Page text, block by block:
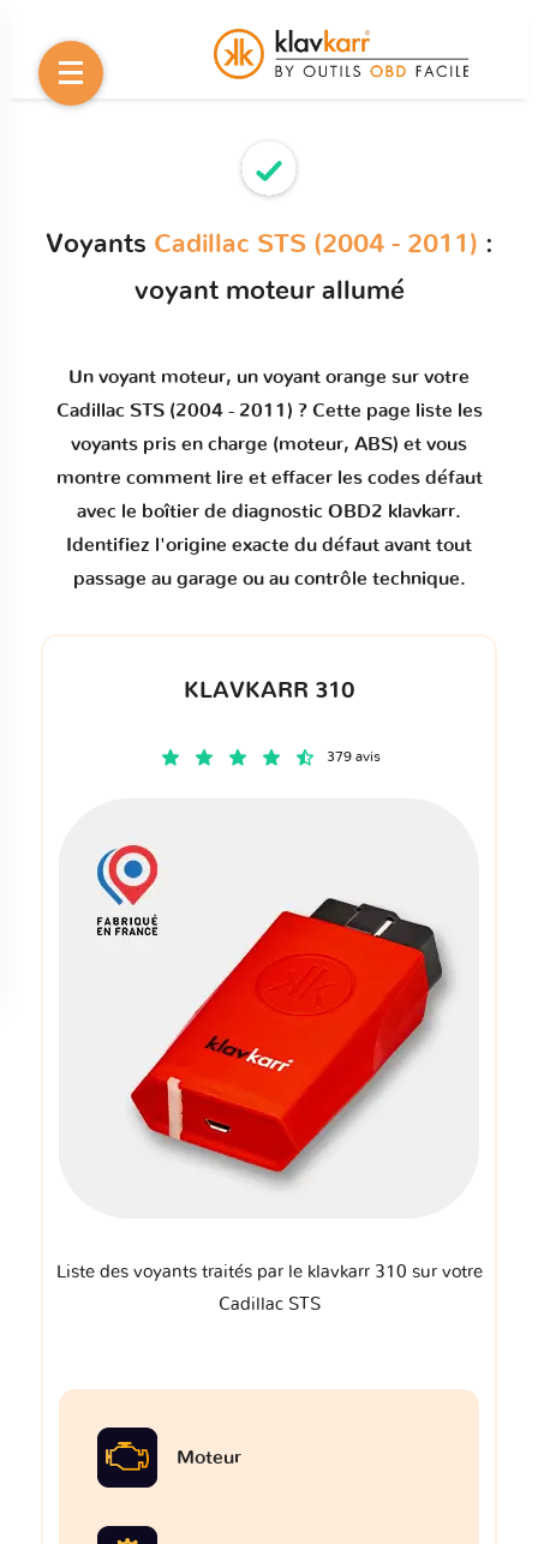
Voyants Cadillac STS (2004 - 2011) :
voyant moteur allumé
Un voyant moteur, un voyant orange sur votre
Cadillac STS (2004 - 2011) ? Cette page liste les
voyants pris en charge (moteur, ABS) et vous
montre comment lire et effacer les codes défaut
avec le boîtier de diagnostic OBD2 klavkarr.
Identifiez l'origine exacte du défaut avant tout
passage au garage ou au contrôle technique.
KLAVKARR 310
379 avis
Liste des voyants traités par le klavkarr 310 sur votre
Cadillac STS
Moteur